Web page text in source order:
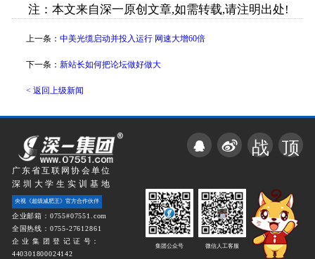
注：本文来自深一原创文章,如需转载,请注明出处!
上一条： 中美光缆启动并投入运行 网速大增60倍
下一条： 新站长如何把论坛做好做大
< 返回上级新闻
广东省互联网协会单位
深圳大学生实训基地
央视《超级减肥王》官方合作伙伴
企业邮箱：0755#07551.com
全国热线：0755-27612861
企 业 集 团 登 记 证 号：
440301800024142
战 顶
集团公众号 微信人工客服